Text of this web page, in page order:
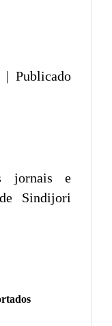
Publicado
jornais e
Sindijori